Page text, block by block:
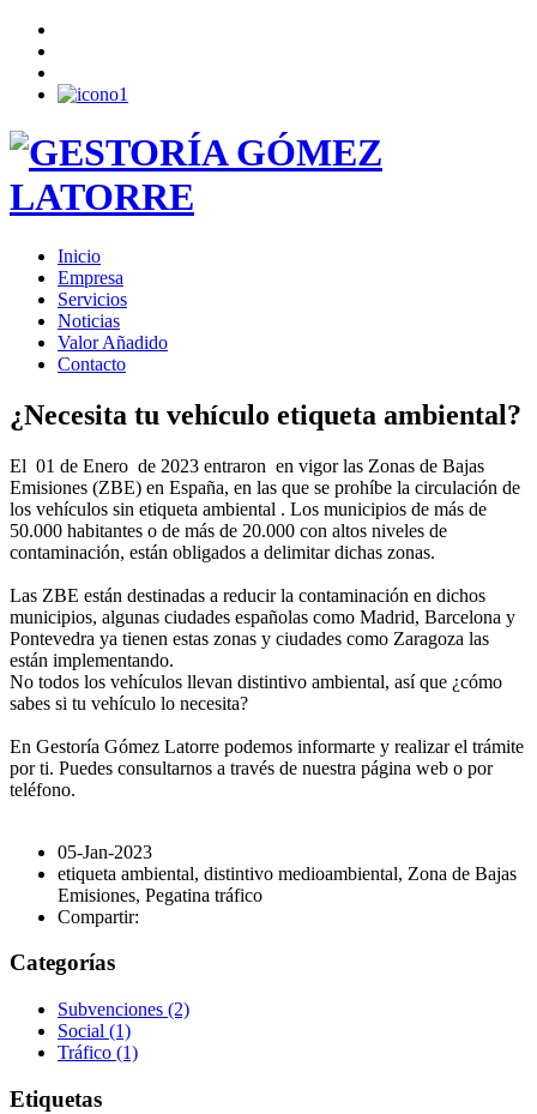
Inicio
Empresa
Servicios
Noticias
Valor Añadido
Contacto
¿Necesita tu vehículo etiqueta ambiental?
El 01 de Enero de 2023 entraron en vigor las Zonas de Bajas
Emisiones (ZBE) en España, en las que se prohíbe la circulación de
los vehículos sin etiqueta ambiental . Los municipios de más de
50.000 habitantes o de más de 20.000 con altos niveles de
contaminación, están obligados a delimitar dichas zonas.
Las ZBE están destinadas a reducir la contaminación en dichos
municipios, algunas ciudades españolas como Madrid, Barcelona y
Pontevedra ya tienen estas zonas y ciudades como Zaragoza las
están implementando.
No todos los vehículos llevan distintivo ambiental, así que ¿cómo
sabes si tu vehículo lo necesita?
En Gestoría Gómez Latorre podemos informarte y realizar el trámite
por ti. Puedes consultarnos a través de nuestra página web o por
teléfono.
05-Jan-2023
etiqueta ambiental, distintivo medioambiental, Zona de Bajas
Emisiones, Pegatina tráfico
Compartir:
Categorías
Subvenciones (2)
Social (1)
Tráfico (1)
Etiquetas